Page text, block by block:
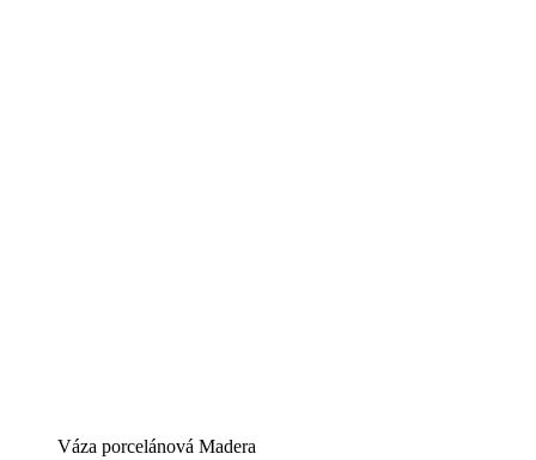
Váza porcelánová Madera